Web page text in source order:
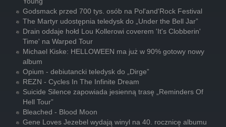
Godsmack przed 700 tys. osób na Pol'and'Rock Festival
The Martyr udostępnia teledysk do „Under the Bell Jar”
Drain oddaje hołd Lou Kollerowi coverem 'It's Clobberin'
Time' na Warped Tour
Michael Kiske: HELLOWEEN ma już w 90% gotowy nowy
album
Opium - debiutancki teledysk do „Dirge”
REZN - Cycles In The Infinite Dream
Suicide Silence zapowiada jesienną trasę „Reminders Of
Hell Tour”
Bleached - Blood Moon
Gene Loves Jezebel wydają winyl na 40. rocznicę albumu